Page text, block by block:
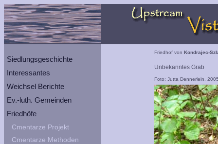
Siedlungsgeschichte
Interessantes
Weichsel Berichte
Ev.-luth. Gemeinden
Friedhöfe
Cmentarze Projekt
Cmentarze Methoden
Friedhof von Kondrajec-
Unbekanntes Grab
Foto: Jutta Dennerlein,